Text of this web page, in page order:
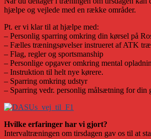
hjælpe og vejlede med en række områder.
Pt. er vi klar til at hjælpe med:
– Personlig sparring omkring din kørsel på
– Fælles træningsøvelser instrueret af ATK
– Flag, regler og sportsmanship
– Personlige opgaver omkring mental
– Instruktion til helt nye kørere.
– Sparring omkring udstyr
– Sparring vedr. personlig målsætning for din
Hvilke erfaringer har vi gjort?
Intervaltræningen om tirsdagen gav os til at